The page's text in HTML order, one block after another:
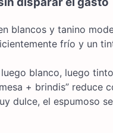
blancos y tanino
frío y un
blanco, luego
+ brindis” reduce
dulce, el espumoso